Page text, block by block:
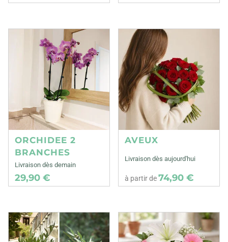
ORCHIDEE 2
BRANCHES
Livraison dès demain
29,90 €
AVEUX
Livraison dès aujourd'hui
à partir de74,90 €